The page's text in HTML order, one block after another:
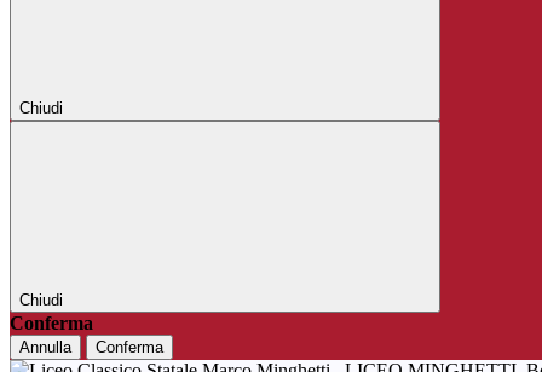
Chiudi
Chiudi
Conferma
Annulla Conferma